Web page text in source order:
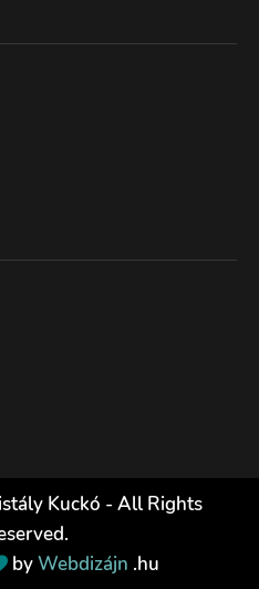
Kuckó - All Rights
byWebdizájn .hu